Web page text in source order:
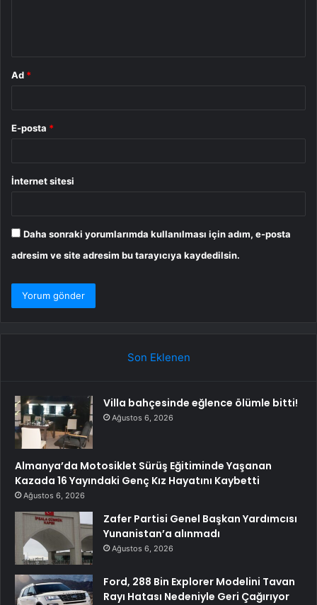
Ad *
E-posta *
İnternet sitesi
Daha sonraki yorumlarımda kullanılması için adım, e-posta
adresim ve site adresim bu tarayıcıya kaydedilsin.
Son Eklenen
Villa bahçesinde eğlence ölümle bitti!
Ağustos 6, 2026
Almanya’da Motosiklet Sürüş Eğitiminde Yaşanan
Kazada 16 Yayındaki Genç Kız Hayatını Kaybetti
Ağustos 6, 2026
Zafer Partisi Genel Başkan Yardımcısı
Yunanistan’a alınmadı
Ağustos 6, 2026
Ford, 288 Bin Explorer Modelini Tavan
Rayı Hatası Nedeniyle Geri Çağırıyor